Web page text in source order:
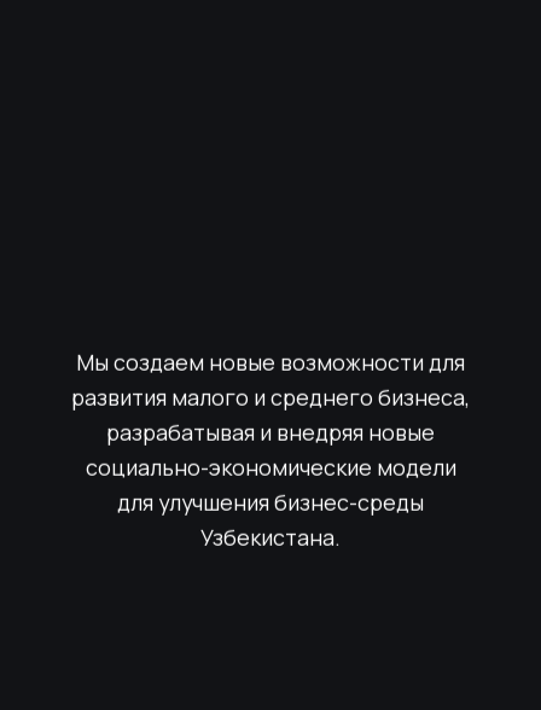
Мы создаем новые возможности для
развития малого и среднего бизнеса,
разрабатывая и внедряя новые
социально-экономические модели
для улучшения бизнес-среды
Узбекистана.